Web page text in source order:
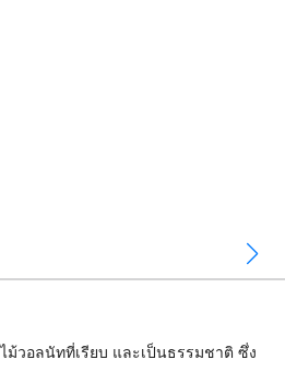
ม้วอลนัทที่เรียบ และเป็นธรรมชาติ ซึ่ง